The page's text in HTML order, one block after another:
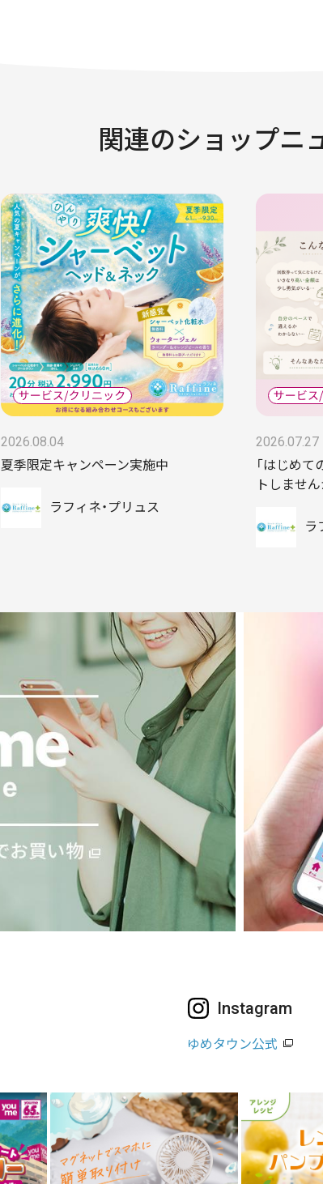
関連のショップニ
2026.08.04
夏季限定キャンペーン実施中
ラフィネ・プリュス
2026.07.27
「はじめて
トしません
ラ
Instagram
ゆめタウン公式